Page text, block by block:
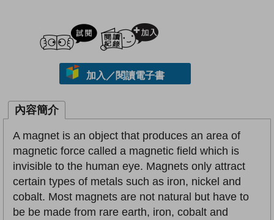
試閲
加入／閱讀電子書
內容簡介
A magnet is an object that produces an area of
magnetic force called a magnetic field which is
invisible to the human eye. Magnets only attract
certain types of metals such as iron, nickel and
cobalt. Most magnets are not natural but have to
be be made from rare earth, iron, cobalt and